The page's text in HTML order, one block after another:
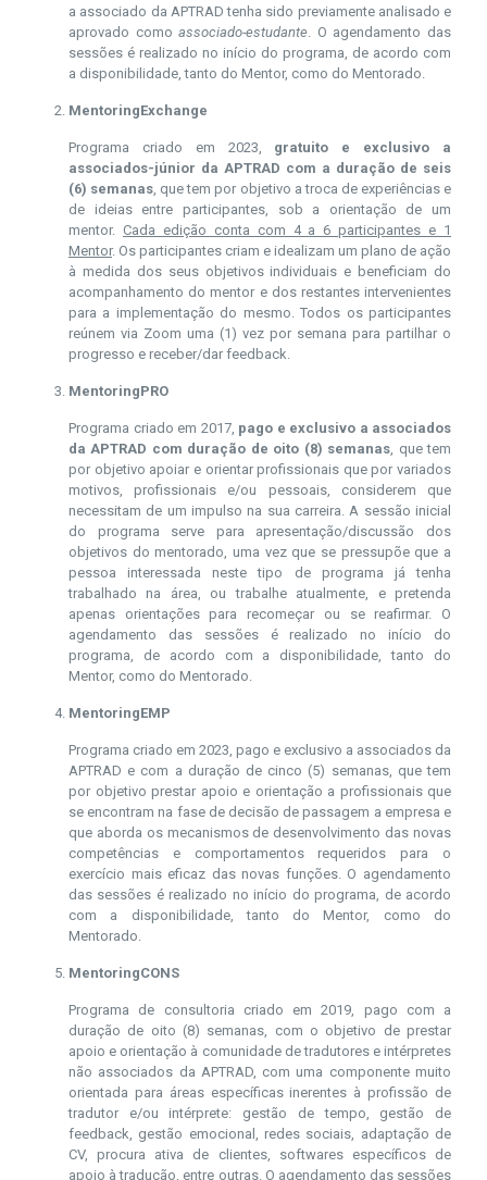
a associado da APTRAD tenha sido previamente analisado e
aprovado comoassociado-estudante. O agendamento das
sessões é realizado no início do programa, de acordo com
a disponibilidade, tanto do Mentor, como do Mentorado.
MentoringExchange
Programa criado em 2023, gratuito e exclusivo a
associados-júnior da APTRAD com a duração de seis
(6) semanas, que tem por objetivo a troca de experiências e
de ideias entre participantes, sob a orientação de um
mentor. Cada edição conta com 4 a 6 participantes e 1
Mentor. Os participantes criam e idealizam um plano de ação
à medida dos seus objetivos individuais e beneficiam do
acompanhamento do mentor e dos restantes intervenientes
para a implementação do mesmo. Todos os participantes
reúnem via Zoom uma (1) vez por semana para partilhar o
progresso e receber/dar feedback.
MentoringPRO
Programa criado em 2017, pago e exclusivo a associados
da APTRAD com duração de oito (8) semanas, que tem
por objetivo apoiar e orientar profissionais que por variados
motivos, profissionais e/ou pessoais, considerem que
necessitam de um impulso na sua carreira. A sessão inicial
do programa serve para apresentação/discussão dos
objetivos do mentorado, uma vez que se pressupõe que a
pessoa interessada neste tipo de programa já tenha
trabalhado na área, ou trabalhe atualmente, e pretenda
apenas orientações para recomeçar ou se reafirmar. O
agendamento das sessões é realizado no início do
programa, de acordo com a disponibilidade, tanto do
Mentor, como do Mentorado.
MentoringEMP
Programa criado em 2023, pago e exclusivo a associados da
APTRAD e com a duração de cinco (5) semanas, que tem
por objetivo prestar apoio e orientação a profissionais que
se encontram na fase de decisão de passagem a empresa e
que aborda os mecanismos de desenvolvimento das novas
competências e comportamentos requeridos para o
exercício mais eficaz das novas funções. O agendamento
das sessões é realizado no início do programa, de acordo
com a disponibilidade, tanto do Mentor, como do
Mentorado.
MentoringCONS
Programa de consultoria criado em 2019, pago com a
duração de oito (8) semanas, com o objetivo de prestar
apoio e orientação à comunidade de tradutores e intérpretes
não associados da APTRAD, com uma componente muito
orientada para áreas específicas inerentes à profissão de
tradutor e/ou intérprete: gestão de tempo, gestão de
feedback, gestão emocional, redes sociais, adaptação de
CV, procura ativa de clientes, softwares específicos de
apoio à tradução, entre outras. O agendamento das sessões